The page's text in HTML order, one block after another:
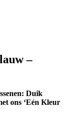
–
Duik
ons ‘Eén Kleur